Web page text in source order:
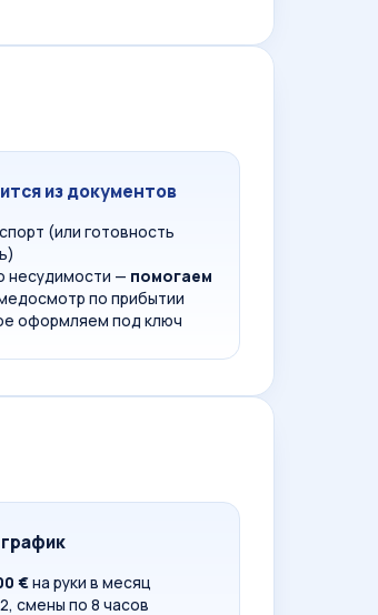
из документов
(или готовность
несудимости — помогаем
по прибытии
оформляем под ключ
€на руки в месяц
смены по 8 часов